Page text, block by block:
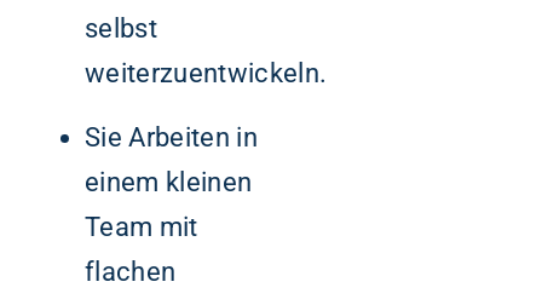
selbst
weiterzuentwickeln.
Sie Arbeiten in
einem kleinen
Team mit
flachen